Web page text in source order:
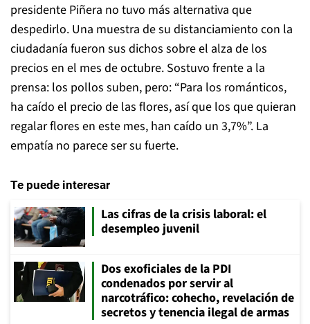
presidente Piñera no tuvo más alternativa que
despedirlo. Una muestra de su distanciamiento con la
ciudadanía fueron sus dichos sobre el alza de los
precios en el mes de octubre. Sostuvo frente a la
prensa: los pollos suben, pero: “Para los románticos,
ha caído el precio de las flores, así que los que quieran
regalar flores en este mes, han caído un 3,7%”. La
empatía no parece ser su fuerte.
Te puede interesar
Las cifras de la crisis laboral: el
desempleo juvenil
Dos exoficiales de la PDI
condenados por servir al
narcotráfico: cohecho, revelación de
secretos y tenencia ilegal de armas